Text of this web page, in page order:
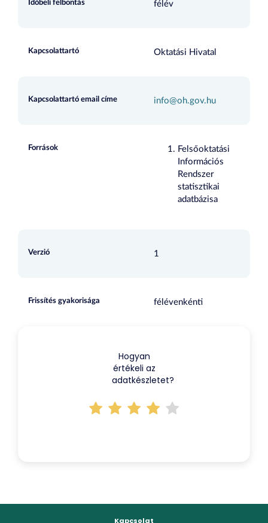
Időbeli felbontás félév
Kapcsolattartó Oktatási Hivatal
Kapcsolattartó email címe info@oh.gov.hu
Források
Felsőoktatási
Információs
Rendszer
statisztikai
adatbázisa
Verzió 1
Frissítés gyakorisága félévenkénti
Hogyan
értékeli az
adatkészletet?
Kapcsolat